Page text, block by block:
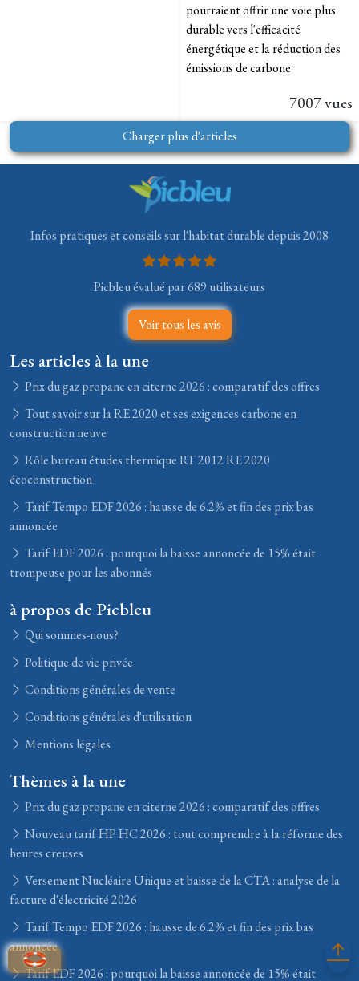
pourraient offrir une voie plus
durable vers l'efficacité
énergétique et la réduction des
émissions de carbone
7007 vues
Charger plus d'articles
Infos pratiques et conseils sur l'habitat durable depuis 2008
Picbleu évalué par 689 utilisateurs
Voir tous les avis
Les articles à la une
Prix du gaz propane en citerne 2026 : comparatif des offres
Tout savoir sur la RE 2020 et ses exigences carbone en
construction neuve
Rôle bureau études thermique RT 2012 RE 2020
écoconstruction
Tarif Tempo EDF 2026 : hausse de 6.2% et fin des prix bas
annoncée
Tarif EDF 2026 : pourquoi la baisse annoncée de 15% était
trompeuse pour les abonnés
à propos de Picbleu
Qui sommes-nous?
Politique de vie privée
Conditions générales de vente
Conditions générales d'utilisation
Mentions légales
Thèmes à la une
Prix du gaz propane en citerne 2026 : comparatif des offres
Nouveau tarif HP HC 2026 : tout comprendre à la réforme des
heures creuses
Versement Nucléaire Unique et baisse de la CTA : analyse de la
facture d'électricité 2026
Tarif Tempo EDF 2026 : hausse de 6.2% et fin des prix bas
annoncée
Tarif EDF 2026 : pourquoi la baisse annoncée de 15% était